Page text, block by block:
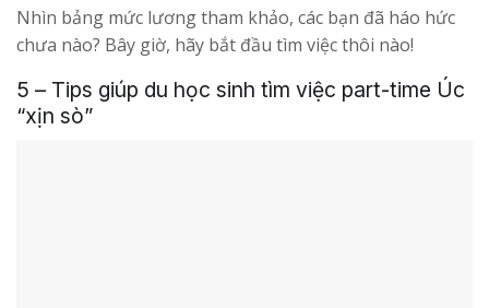
Nhìn bảng mức lương tham khảo, các bạn đã háo hức
chưa nào? Bây giờ, hãy bắt đầu tìm việc thôi nào!
5 – Tips giúp du học sinh tìm việc part-time Úc
“xịn sò”